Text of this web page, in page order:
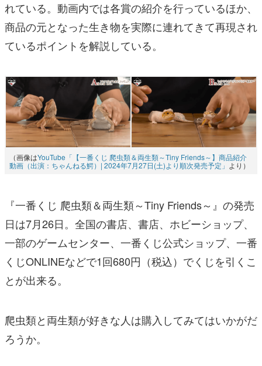
れている。動画内では各賞の紹介を行っているほか、
商品の元となった生き物を実際に連れてきて再現され
ているポイントを解説している。
（画像はYouTube「【一番くじ 爬虫類＆両生類～Tiny Friends～】商品紹介
動画（出演：ちゃんねる鰐）| 2024年7月27日(土)より順次発売予定」 より）
『一番くじ 爬虫類＆両生類～Tiny Friends～』の発売
日は7月26日。全国の書店、書店、ホビーショップ、
一部のゲームセンター、一番くじ公式ショップ、一番
くじONLINEなどで1回680円（税込）でくじを引くこ
とが出来る。
爬虫類と両生類が好きな人は購入してみてはいかがだ
ろうか。